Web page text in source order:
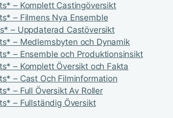
– Komplett Castingöversikt
– Filmens Nya Ensemble
– Uppdaterad Castöversikt
– Medlemsbyten och Dynamik
– Ensemble och Produktionsinsikt
– Komplett Översikt och Fakta
– Cast Och Filminformation
– Full Översikt Av Roller
– Fullständig Översikt